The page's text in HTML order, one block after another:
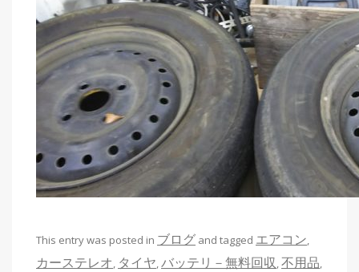
This entry was posted in ブログ and tagged エアコン
カーステレオ タイヤ バッテリ－無料回収 不用品